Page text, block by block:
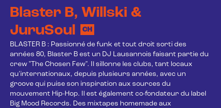
Blaster B, Willski &
JuruSoul
CH
BLASTER B : Passionné de funk et tout droit sorti des
années 80, Blaster B est un DJ Lausannois faisant partie du
crew "The Chosen Few". Il sillonne les clubs, tant locaux
qu'internationaux, depuis plusieurs années, avec un
groove qui puise son inspiration aux sources du
mouvement Hip-Hop. Il est également co-fondateur du label
Big Mood Records. Des mixtapes homemade aux